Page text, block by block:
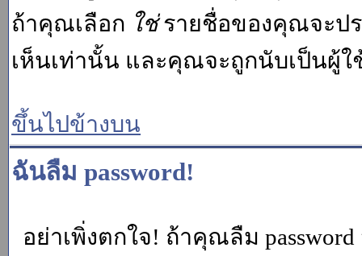
ถ้าคุณเลือก ใช่รายชื่อของคุณจะปร
เห็นเท่านั้น และคุณจะถูกนับเป็นผู้
ขึ้นไปข้างบน
ฉันลืม password!
อย่าเพิ่งตกใจ! ถ้าคุณลืม